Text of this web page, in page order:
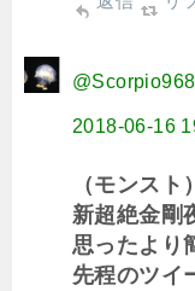
2018-06-16
（モンスト）
新超絶金剛
思ったより
先程のツイ